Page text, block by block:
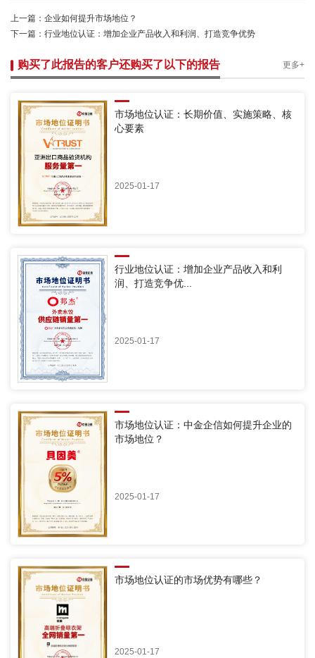
上一篇： 企业如何提升市场地位？
下一篇： 行业地位认证：增加企业产品收入和利润、打造竞争优势
购买了此报告的客户还购买了以下的报告 更多+
市场地位认证：长期价值、实施策略、核
心要素
2025-01-17
行业地位认证：增加企业产品收入和利
润、打造竞争优...
2025-01-17
市场地位认证：中金企信如何提升企业的
市场地位？
2025-01-17
市场地位认证的市场优势有哪些？
2025-01-17